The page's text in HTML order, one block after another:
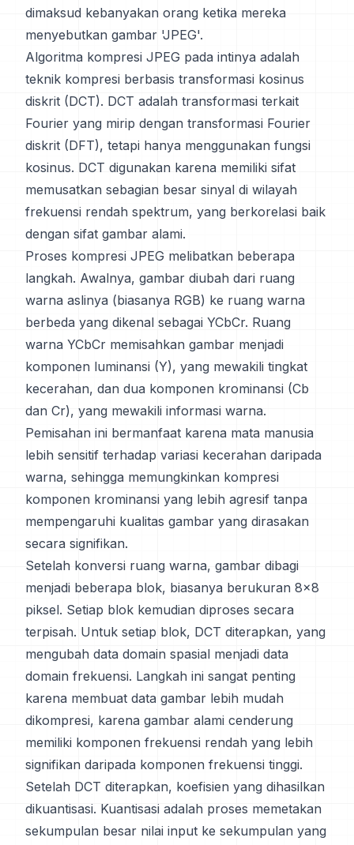
dimaksud kebanyakan orang ketika mereka
menyebutkan gambar 'JPEG'.
Algoritma kompresi JPEG pada intinya adalah
teknik kompresi berbasis transformasi kosinus
diskrit (DCT). DCT adalah transformasi terkait
Fourier yang mirip dengan transformasi Fourier
diskrit (DFT), tetapi hanya menggunakan fungsi
kosinus. DCT digunakan karena memiliki sifat
memusatkan sebagian besar sinyal di wilayah
frekuensi rendah spektrum, yang berkorelasi baik
dengan sifat gambar alami.
Proses kompresi JPEG melibatkan beberapa
langkah. Awalnya, gambar diubah dari ruang
warna aslinya (biasanya RGB) ke ruang warna
berbeda yang dikenal sebagai YCbCr. Ruang
warna YCbCr memisahkan gambar menjadi
komponen luminansi (Y), yang mewakili tingkat
kecerahan, dan dua komponen krominansi (Cb
dan Cr), yang mewakili informasi warna.
Pemisahan ini bermanfaat karena mata manusia
lebih sensitif terhadap variasi kecerahan daripada
warna, sehingga memungkinkan kompresi
komponen krominansi yang lebih agresif tanpa
mempengaruhi kualitas gambar yang dirasakan
secara signifikan.
Setelah konversi ruang warna, gambar dibagi
menjadi beberapa blok, biasanya berukuran 8x8
piksel. Setiap blok kemudian diproses secara
terpisah. Untuk setiap blok, DCT diterapkan, yang
mengubah data domain spasial menjadi data
domain frekuensi. Langkah ini sangat penting
karena membuat data gambar lebih mudah
dikompresi, karena gambar alami cenderung
memiliki komponen frekuensi rendah yang lebih
signifikan daripada komponen frekuensi tinggi.
Setelah DCT diterapkan, koefisien yang dihasilkan
dikuantisasi. Kuantisasi adalah proses memetakan
sekumpulan besar nilai input ke sekumpulan yang